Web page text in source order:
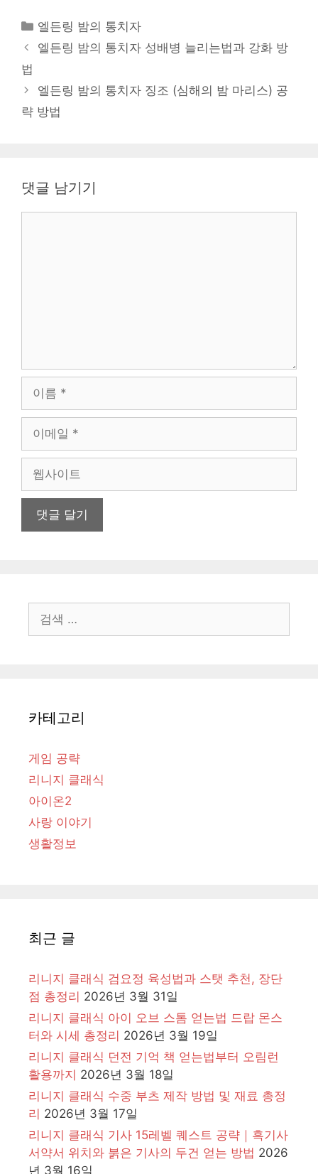
카
테
엘든링 밤의 통치자
엘든링 밤의 통치자 성배병 늘리는법과 강화 방
법
엘든링 밤의 통치자 징조 (심해의 밤 마리스) 공
략 방법
댓글 남기기
일
이
색:
카테고리
게임 공략
리니지 클래식
아이온2
사랑 이야기
생활정보
최근 글
리니지 클래식 검요정 육성법과 스탯 추천, 장단
점 총정리 2026년 3월 31일
리니지 클래식 아이 오브 스톰 얻는법 드랍 몬스
터와 시세 총정리 2026년 3월 19일
리니지 클래식 던전 기억 책 얻는법부터 오림런
활용까지 2026년 3월 18일
리니지 클래식 수중 부츠 제작 방법 및 재료 총정
리 2026년 3월 17일
리니지 클래식 기사 15레벨 퀘스트 공략｜흑기사
서약서 위치와 붉은 기사의 두건 얻는 방법 2026
년 3월 16일